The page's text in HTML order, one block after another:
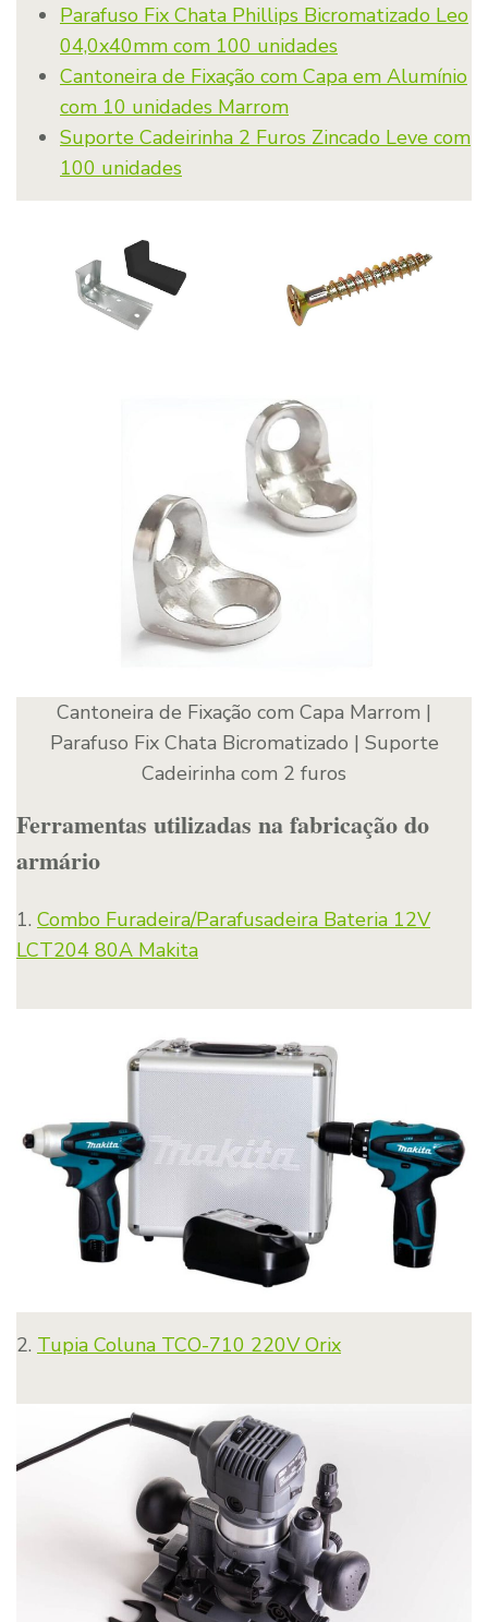
Parafuso Fix Chata Phillips Bicromatizado Leo
04,0x40mm com 100 unidades
Cantoneira de Fixação com Capa em Alumínio
com 10 unidades Marrom
Suporte Cadeirinha 2 Furos Zincado Leve com
100 unidades
Cantoneira de Fixação com Capa Marrom |
Parafuso Fix Chata Bicromatizado | Suporte
Cadeirinha com 2 furos
Ferramentas utilizadas na fabricação do
armário
1. Combo Furadeira/Parafusadeira Bateria 12V
LCT204 80A Makita
2. Tupia Coluna TCO-710 220V Orix